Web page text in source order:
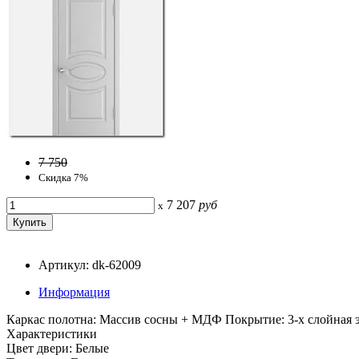
7 750
Скидка 7%
x 7 207 руб
Артикул: dk-62009
Информация
Каркас полотна: Массив сосны + МДФ Покрытие: 3-х слойная
Характеристики
Цвет двери: Белые